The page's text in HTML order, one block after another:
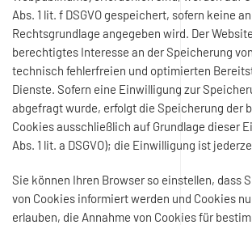
Abs. 1 lit. f DSGVO gespeichert, sofern keine
Rechtsgrundlage angegeben wird. Der
berechtigtes Interesse an der Speicherung
technisch fehlerfreien und optimierten
Dienste. Sofern eine Einwilligung zur
abgefragt wurde, erfolgt die Speicherung der
Cookies ausschließlich auf Grundlage dieser
Abs. 1 lit. a DSGVO); die Einwilligung ist
Sie können Ihren Browser so einstellen, dass
von Cookies informiert werden und Cookies
erlauben, die Annahme von Cookies für